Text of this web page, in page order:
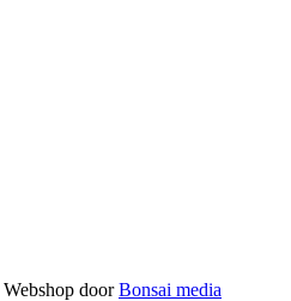
Webshop doorBonsai media